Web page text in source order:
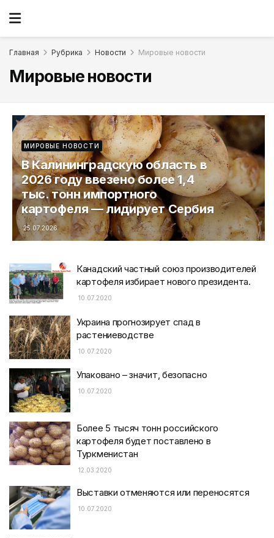
Главная Рубрика Новости Мировые новости
Мировые новости
МИРОВЫЕ НОВОСТИ
В Калининградскую область в
2026 году ввезено более 1,4
тыс. тонн импортного
картофеля — лидирует Сербия
25.07.2026
Канадский частный союз производителей
картофеля избирает нового президента.
10.07.2020
Украина прогнозирует спад в
растениеводстве
10.07.2020
Упаковано – значит, безопасно
10.07.2020
Более 5 тысяч тонн российского
картофеля будет поставлено в
Туркменистан
12.03.2020
Выставки отменяются или переносятся
10.07.2020